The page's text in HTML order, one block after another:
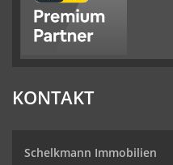
KONTAKT
Schelkmann Immobilien